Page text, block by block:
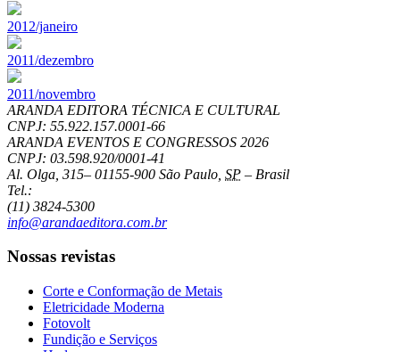
2012/janeiro
2011/dezembro
2011/novembro
ARANDA EDITORA TÉCNICA E CULTURAL
CNPJ: 55.922.157.0001-66
ARANDA EVENTOS E CONGRESSOS 2026
CNPJ: 03.598.920/0001-41
Al. Olga, 315– 01155-900 São Paulo SP – Brasil
Tel.:
(11) 3824-5300
info@arandaeditora.com.br
Nossas revistas
Corte e Conformação de Metais
Eletricidade Moderna
Fotovolt
Fundição e Serviços